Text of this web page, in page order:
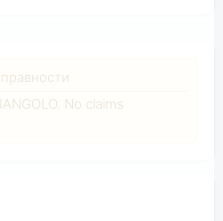
No claims